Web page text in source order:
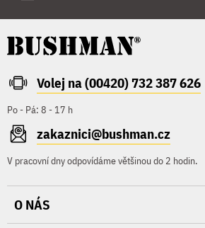
Volej na (00420) 732 387 626
Po - Pá: 8 - 17 h
zakaznici@bushman.cz
V pracovní dny odpovídáme většinou do 2 hodin.
O NÁS